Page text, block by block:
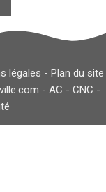
légales - Plan du site
- AC - CNC -